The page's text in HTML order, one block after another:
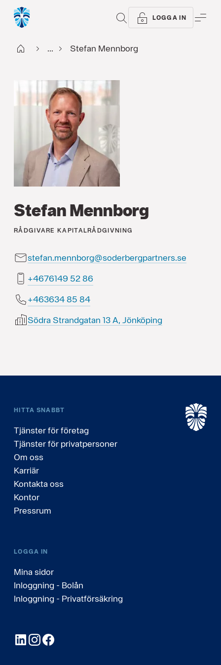
SÖK LOGGA IN
Start ... Stefan Mennborg
Stefan Mennborg
RÅDGIVARE KAPITALRÅDGIVNING
stefan.mennborg@soderbergpartners.se
68 25 9416764+
48 58 436364+
Södra Strandgatan 13 A, Jönköping
HITTA SNABBT
Tjänster för företag
Tjänster för privatpersoner
Om oss
Karriär
Kontakta oss
Kontor
Pressrum
LOGGA IN
Mina sidor
Inloggning - Bolån
Inloggning - Privatförsäkring
LinkedInInstagram